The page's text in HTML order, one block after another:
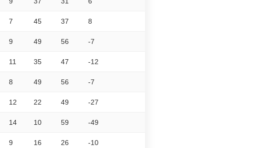
7 45 37 8
9 49 56 -7
11 35 47 -12
8 49 56 -7
12 22 49 -27
14 10 59 -49
9 16 26 -10